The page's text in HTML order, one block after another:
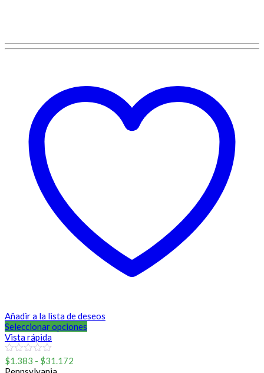
Añadir a la lista de deseos
Seleccionar opciones
Vista rápida
0
out
$1.383 - $31.172